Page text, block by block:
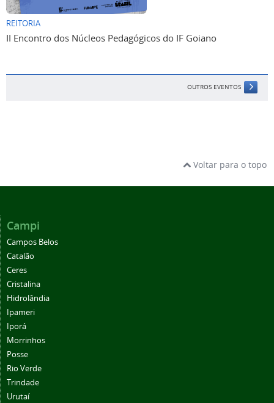
REITORIA
II Encontro dos Núcleos Pedagógicos do IF Goiano
OUTROS EVENTOS
Voltar para o topo
Campi
Campos Belos
Catalão
Ceres
Cristalina
Hidrolândia
Ipameri
Iporá
Morrinhos
Posse
Rio Verde
Trindade
Urutaí